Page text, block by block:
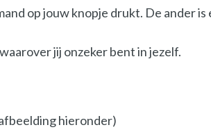
op jouw knopje drukt. De ander
jij onzeker bent in jezelf.
hieronder)